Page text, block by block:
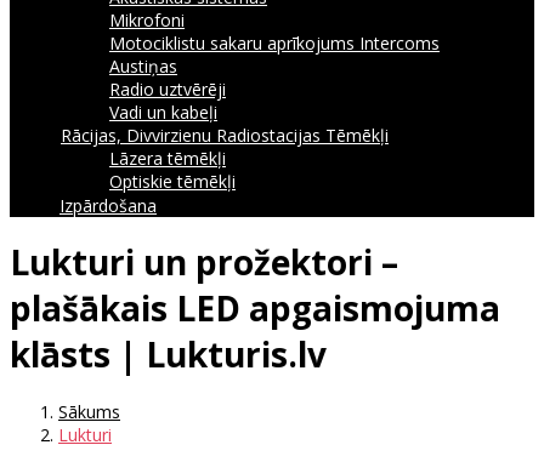
Mikrofoni
Motociklistu sakaru aprīkojums Intercoms
Austiņas
Radio uztvērēji
Vadi un kabeļi
Rācijas, Divvirzienu Radiostacijas Tēmēkļi
Lāzera tēmēkļi
Optiskie tēmēkļi
Izpārdošana
Lukturi un prožektori –
plašākais LED apgaismojuma
klāsts | Lukturis.lv
Sākums
Lukturi